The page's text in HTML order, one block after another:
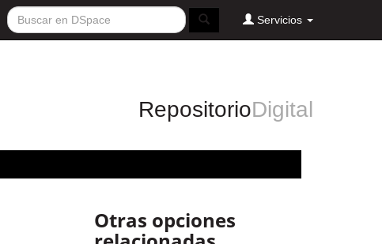
Servicios
RepositorioDigital
Otras opciones